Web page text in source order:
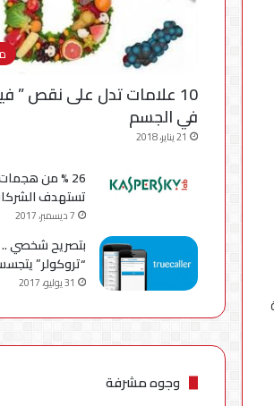
10 علامات تدل على نقص ”
في الجسم
21 يناير، 2018
26 % من
تستهدف
7 ديسمبر، 2017
بتصريح شخصي ..
“تروكولر”
31 يوليو، 2017
وجوه مشرفة